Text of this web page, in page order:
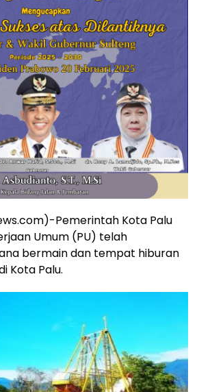
Pemerintah Kota Palu
Umum (PU) telah
bermain dan tempat hiburan
Kota Palu.